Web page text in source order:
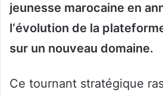
jeunesse marocaine en
l‘évolution de la
sur un nouveau domaine.
Ce tournant stratégique